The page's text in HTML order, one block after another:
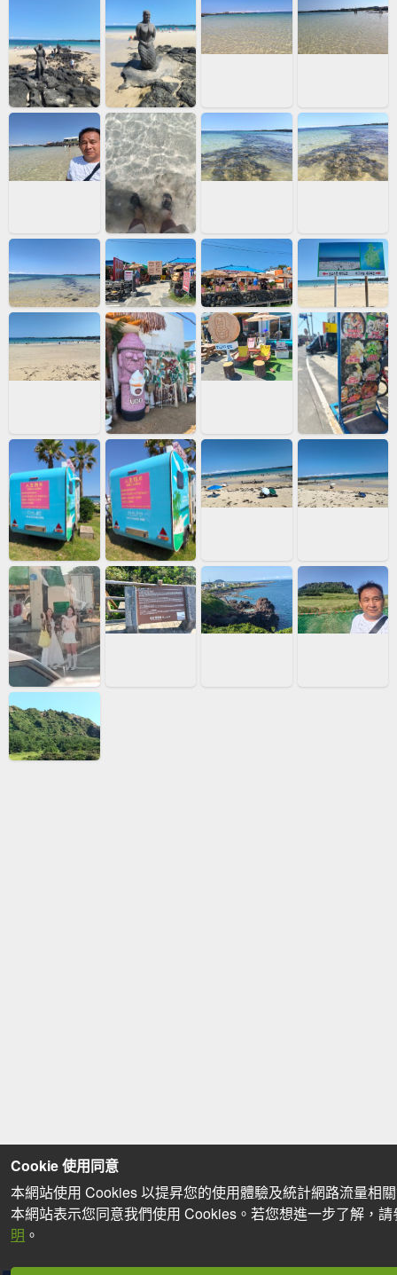
Cookie 使用同意
本網站使用 Cookies 以提昇您的使用體驗及統計網路流量相
本網站表示您同意我們使用 Cookies。若您想進一步了解，
明 。